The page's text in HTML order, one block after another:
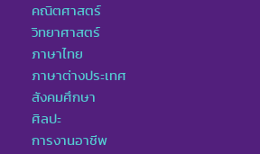
คณิตศาสตร์
วิทยาศาสตร์
ภาษาไทย
ภาษาต่างประเทศ
สังคมศึกษา
ศิลปะ
การงานอาชีพ